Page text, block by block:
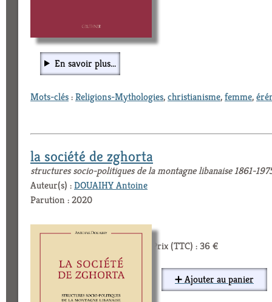
En savoir plus...
Mots-clés:Religions-Mythologies,christianisme,femme,
la société de zghorta
structures socio-politiques de la montagne libanaise 1861-
Auteur(s) :DOUAIHY Antoine
Parution : 2020
Prix (TTC) : 36 €
➕ Ajouter au panier